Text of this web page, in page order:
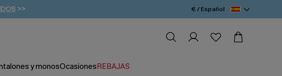
>>
€ / Español
y monosOcasionesREBAJAS